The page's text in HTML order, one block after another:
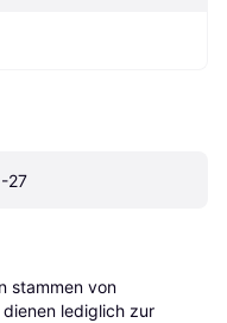
27
stammen von
lediglich zur